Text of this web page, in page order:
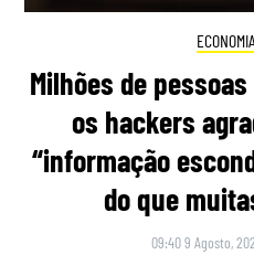
ECONOMIA
Milhões de
os hackers
“informação
do que
09:40 9 Agosto,